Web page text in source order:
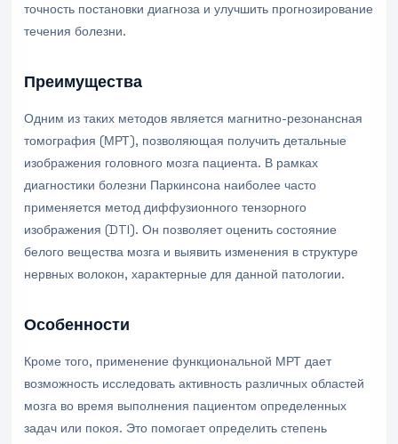
точность постановки диагноза и улучшить прогнозирование
течения болезни.
Преимущества
Одним из таких методов является магнитно-резонансная
томография (МРТ), позволяющая получить детальные
изображения головного мозга пациента. В рамках
диагностики болезни Паркинсона наиболее часто
применяется метод диффузионного тензорного
изображения (DTI). Он позволяет оценить состояние
белого вещества мозга и выявить изменения в структуре
нервных волокон, характерные для данной патологии.
Особенности
Кроме того, применение функциональной МРТ дает
возможность исследовать активность различных областей
мозга во время выполнения пациентом определенных
задач или покоя. Это помогает определить степень